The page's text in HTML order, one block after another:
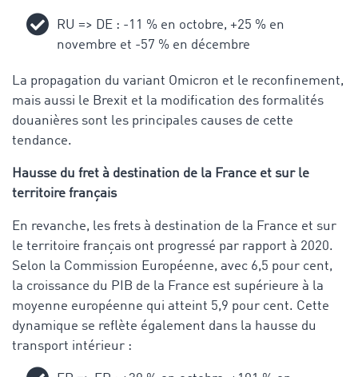
RU => DE : -11 % en octobre, +25 % en
novembre et -57 % en décembre
La propagation du variant Omicron et le reconfinement,
mais aussi le Brexit et la modification des formalités
douanières sont les principales causes de cette
tendance.
Hausse du fret à destination de la France et sur le
territoire français
En revanche, les frets à destination de la France et sur
le territoire français ont progressé par rapport à 2020.
Selon la Commission Européenne, avec 6,5 pour cent,
la croissance du PIB de la France est supérieure à la
moyenne européenne qui atteint 5,9 pour cent. Cette
dynamique se reflète également dans la hausse du
transport intérieur :